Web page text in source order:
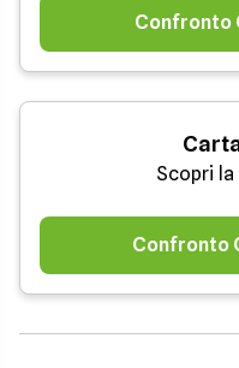
Confronto
Scopri
Confronto